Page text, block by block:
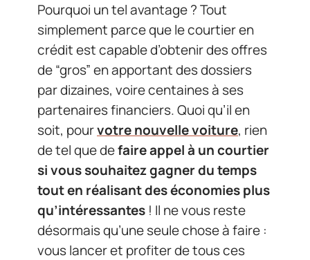
Pourquoi un tel avantage ? Tout
simplement parce que le courtier en
crédit est capable d’obtenir des offres
de “gros” en apportant des dossiers
par dizaines, voire centaines à ses
partenaires financiers. Quoi qu’il en
soit, pourvotre nouvelle voiture, rien
de tel que defaire appel à un courtier
si vous souhaitez gagner du temps
tout en réalisant des économies plus
qu’intéressantes ! Il ne vous reste
désormais qu’une seule chose à faire :
vous lancer et profiter de tous ces